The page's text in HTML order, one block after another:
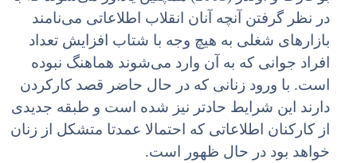
در نظر گرفتن آنچه آنان انقلاب اطلاعاتی می‌نامند
بازارهای شغلی به هیچ وجه با شتاب افزایش تعداد
افراد جوانی که به آن وارد می‌شوند هماهنگ نبوده
است. با ورود زنانی که در حال حاضر قصد کارکردن
دارند این شرایط حادتر نیز شده است و طبقه جدیدی
از کارکنان اطلاعاتی که احتمالا عمدتا متشکل از زنان
خواهد بود در حال ظهور است.